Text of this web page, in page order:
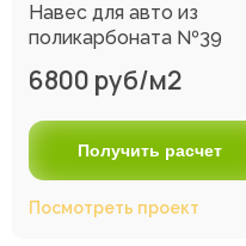
Навес для авто из
поликарбоната №39
6800 руб/м2
Получить расчет
Посмотреть проект